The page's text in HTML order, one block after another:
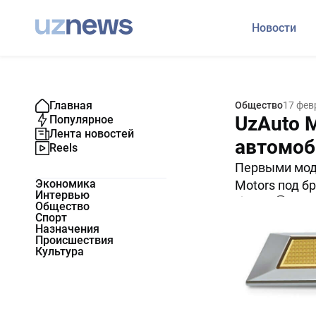
Новости
Главная
Популярное
Лента новостей
Reels
Экономика
Интервью
Общество
Спорт
Назначения
Происшествия
Культура
Общество17
UzAuto
Первыми
Motors под